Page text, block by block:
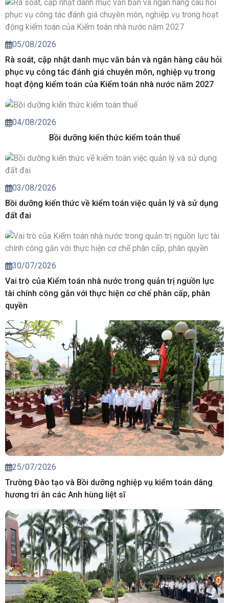
05/08/2026
Rà soát, cập nhật danh mục văn bản và ngân hàng câu hỏi
phục vụ công tác đánh giá chuyên môn, nghiệp vụ trong
hoạt động kiểm toán của Kiểm toán nhà nước năm 2027
04/08/2026
Bồi dưỡng kiến thức kiểm toán thuế
03/08/2026
Bồi dưỡng kiến thức về kiểm toán việc quản lý và sử dụng
đất đai
30/07/2026
Vai trò của Kiểm toán nhà nước trong quản trị nguồn lực
tài chính công gắn với thực hiện cơ chế phân cấp, phân
quyền
25/07/2026
Trường Đào tạo và Bồi dưỡng nghiệp vụ kiểm toán dâng
hương tri ân các Anh hùng liệt sĩ